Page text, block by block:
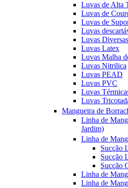
Luvas de Alta
Luvas de
Luvas de
Luvas
Luvas Diversas
Luvas Latex
Luvas Malha
Luvas Nitrilica
Luvas PEAD
Luvas PVC
Luvas
Luvas
Mangueira de
Linha de
Jardim)
Linha de
Sucção
Sucção
Sucção
Linha de
Linha de